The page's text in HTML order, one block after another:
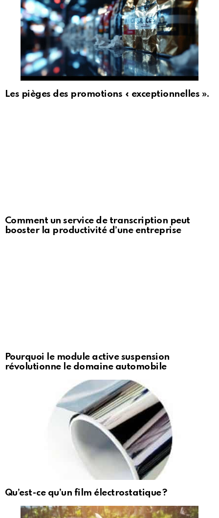
Les pièges des promotions « exceptionnelles ».
Comment un service de transcription peut
booster la productivité d’une entreprise
Pourquoi le module active suspension
révolutionne le domaine automobile
Qu’est-ce qu’un film électrostatique ?